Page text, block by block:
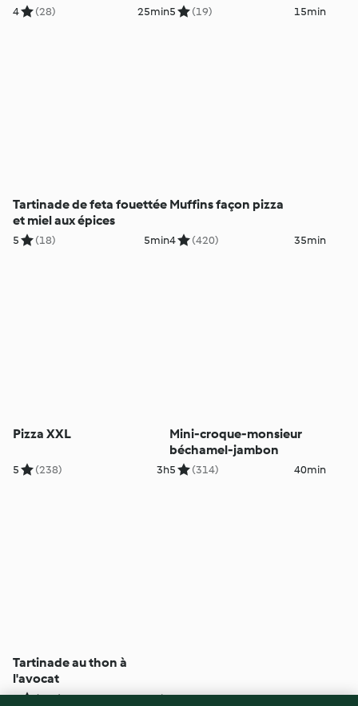
4 (28) 25min5 (19) 15min
Tartinade de feta fouettée
et miel aux épices
5 (18) 5min
Muffins façon pizza
4 (420) 35min
Pizza XXL
5 (238) 3h
Mini-croque-monsieur
béchamel-jambon
5 (314) 40min
Tartinade au thon à
l'avocat
5 (514) 10min